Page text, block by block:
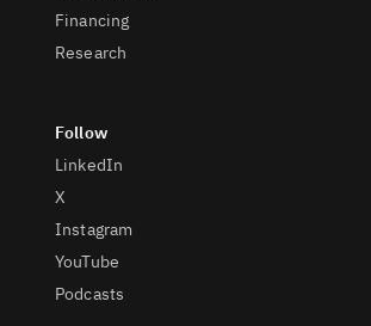
Financing
Research
LinkedIn
X
Instagram
YouTube
Podcasts